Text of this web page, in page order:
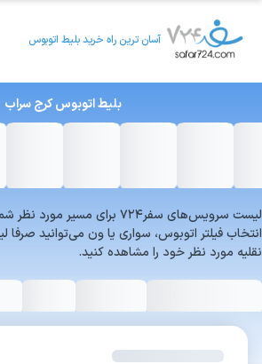
آسان ترین راه خرید بلیط اتوبوس
بلیط اتوبوسکرجسراب
لیست سرویس‌های سفر۷۲۴ برای
انتخاب فیلتر اتوبوس، سواری یا ون می‌توانید
نقلیه مورد نظر خود را مشاهده کنید.